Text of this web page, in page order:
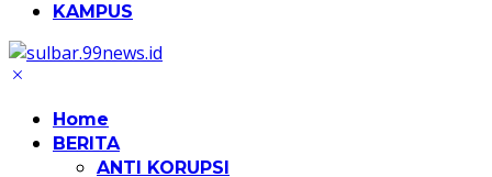
KAMPUS
Home
BERITA
ANTI KORUPSI